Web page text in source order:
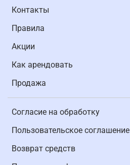
Контакты
Правила
Акции
Как арендовать
Продажа
Согласие на обработку
Пользовательское соглашение
Возврат средств